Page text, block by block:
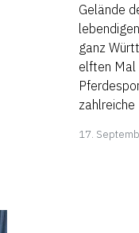
Gelände
ganz
elften Mal
17.